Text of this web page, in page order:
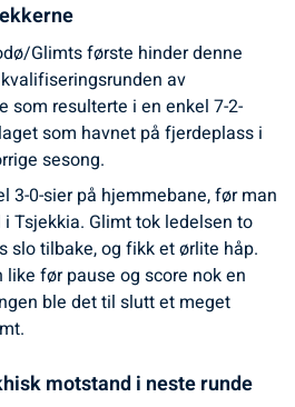
Glimts første hinder denne
av
som resulterte i en enkel 7-2-
som havnet på fjerdeplass i
sesong.
3-0-sier på hjemmebane, før man
Tsjekkia. Glimt tok ledelsen to
slo tilbake, og fikk et ørlite håp.
før pause og score nok en
ble det til slutt et meget
motstand i neste runde